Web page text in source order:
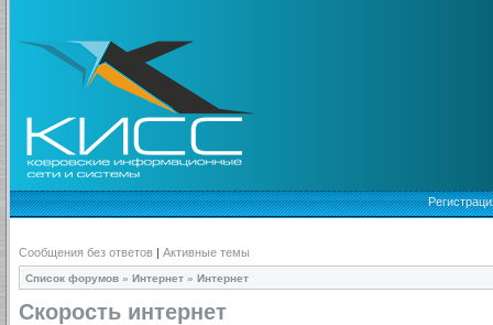
Сообщения без ответов | Активные темы
Список форумов » Интернет » Интернет
Скорость интернет